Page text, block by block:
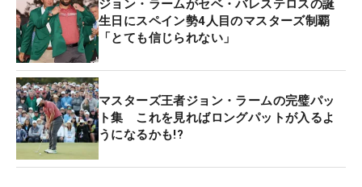
ジョン・ラームがセベ・バレステロスの誕
生日にスペイン勢4人目のマスターズ制覇
「とても信じられない」
マスターズ王者ジョン・ラームの完璧パッ
ト集 これを見ればロングパットが入るよ
うになるかも!?